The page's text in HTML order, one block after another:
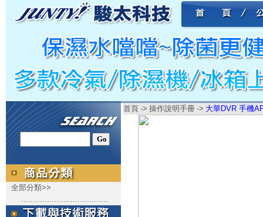
全部分類>>
.....................................
首頁 -> 操作說明手冊 -> 大華DVR 手機